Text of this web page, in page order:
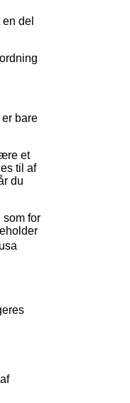
del
bare
et
til af
du
som for